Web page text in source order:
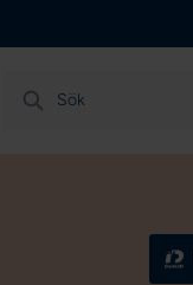
Sök